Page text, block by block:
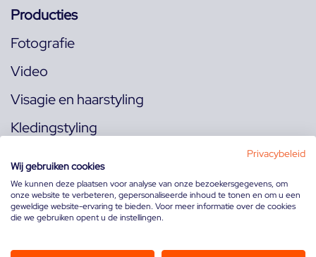
Producties
Fotografie
Video
Visagie en haarstyling
Kledingstyling
Volg ons op:
Privacybeleid
Wij gebruiken cookies
We kunnen deze plaatsen voor analyse van onze bezoekersgegevens, om
onze website te verbeteren, gepersonaliseerde inhoud te tonen en om u een
geweldige website-ervaring te bieden. Voor meer informatie over de cookies
die we gebruiken opent u de instellingen.